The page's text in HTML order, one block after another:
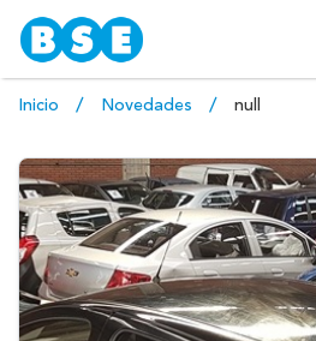
Inicio Novedades null